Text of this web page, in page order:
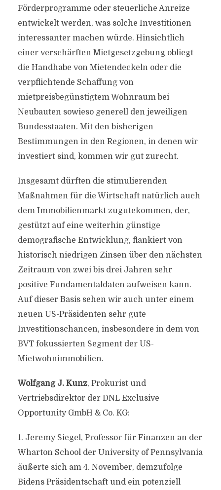
Förderprogramme oder steuerliche Anreize
entwickelt werden, was solche Investitionen
interessanter machen würde. Hinsichtlich
einer verschärften Mietgesetzgebung obliegt
die Handhabe von Mietendeckeln oder die
verpflichtende Schaffung von
mietpreisbegünstigtem Wohnraum bei
Neubauten sowieso generell den jeweiligen
Bundesstaaten. Mit den bisherigen
Bestimmungen in den Regionen, in denen wir
investiert sind, kommen wir gut zurecht.
Insgesamt dürften die stimulierenden
Maßnahmen für die Wirtschaft natürlich auch
dem Immobilienmarkt zugutekommen, der,
gestützt auf eine weiterhin günstige
demografische Entwicklung, flankiert von
historisch niedrigen Zinsen über den nächsten
Zeitraum von zwei bis drei Jahren sehr
positive Fundamentaldaten aufweisen kann.
Auf dieser Basis sehen wir auch unter einem
neuen US-Präsidenten sehr gute
Investitionschancen, insbesondere in dem von
BVT fokussierten Segment der US-
Mietwohnimmobilien.
Wolfgang J. Kunz, Prokurist und
Vertriebsdirektor der DNL Exclusive
Opportunity GmbH & Co. KG:
1. Jeremy Siegel, Professor für Finanzen an der
Wharton School der University of Pennsylvania
äußerte sich am 4. November, demzufolge
Bidens Präsidentschaft und ein potenziell